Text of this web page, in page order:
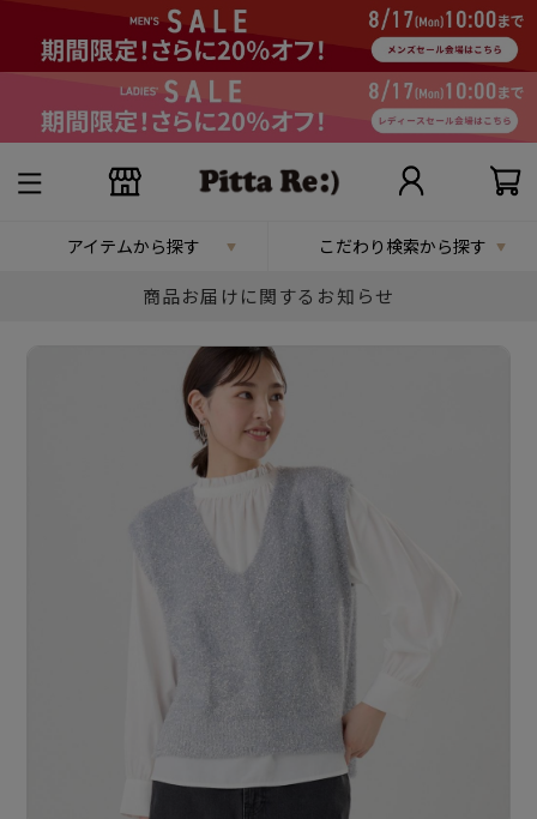
アイテムから探す こだわり検索から探す
商品お届けに関するお知らせ